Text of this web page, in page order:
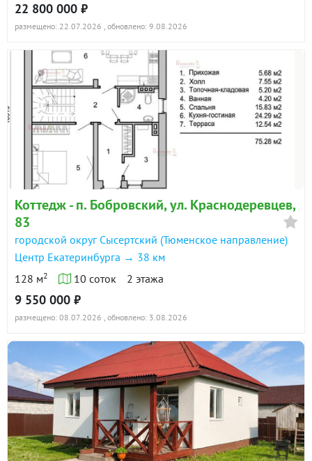
22 800 000 ₽
размещено: 22.07.2026 , обновлено: 9.08.2026
Коттедж - п. Бобровский, ул. Краснодеревцев,
83
городской округ Сысертский (Тюменское направление)
Центр Екатеринбурга → 38 км
128 м2 10 соток 2 этажа
9 550 000 ₽
размещено: 08.07.2026 , обновлено: 3.08.2026